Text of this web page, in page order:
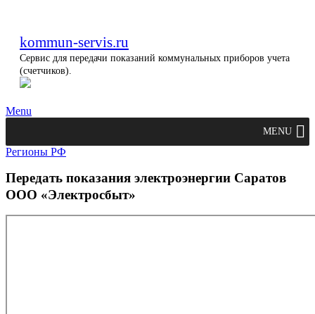
kommun-servis.ru
Сервис для передачи показаний коммунальных приборов учета
(счетчиков).
Menu
MENU
Регионы РФ
Передать показания электроэнергии Саратов
ООО «Электросбыт»